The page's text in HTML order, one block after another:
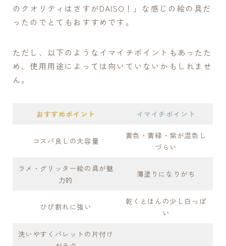
のクオリティはさすがDAISO！」な感じの絵の具だ
ったのでとてもおすすめです。
ただし、以下のようなイマイチポイントもあったた
め、使用用途によっては向いていないかもしれませ
ん。
おすすめポイント イマイチポイント
コスパ良しの大容量
黄色・黄緑・紫が混色し
づらい
ラメ・グリッター絵の具が魅
力的
薄塗りになりがち
ひび割れに強い
乾くとほんの少し白っぽ
い
洗いやすくパレットの片付け